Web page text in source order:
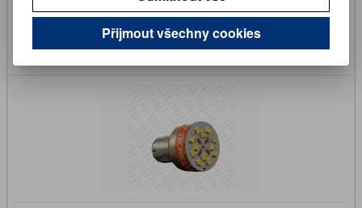
984 Kč (bez DPH)
Koupit
Přijmout všechny cookies